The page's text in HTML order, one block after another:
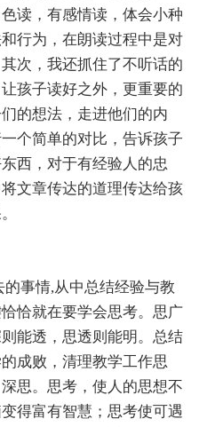
读，有感情读，体会小种
行为，在朗读过程中是对
次，我还抓住了不听话的
孩子读好之外，更重要的
的想法，走进他们的内
个简单的对比，告诉孩子
西，对于有经验人的忠
文章传达的道理传达给孩
事情,从中总结经验与教
恰就在要学会思考。思广
能透，思透则能明。总结
成败，清理教学工作思
思。思考，使人的思想不
得富有智慧；思考使可遇